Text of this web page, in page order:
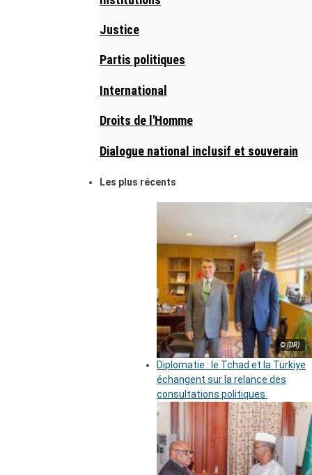
Justice
Partis politiques
International
Droits de l'Homme
Dialogue national inclusif et souverain
Les plus récents
© (DR)
Diplomatie : le Tchad et la Türkiye
échangent sur la relance des
consultations politiques